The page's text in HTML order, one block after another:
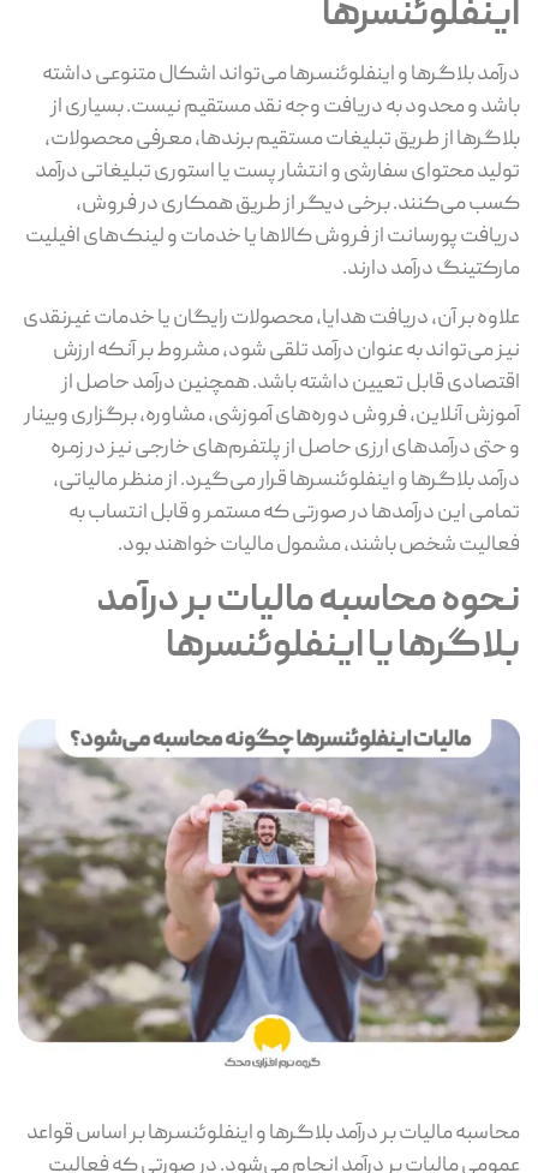
اینفلوئنسرها
درآمد بلاگرها و اینفلوئنسرها می‌تواند اشکال متنوعی داشته
باشد و محدود به دریافت وجه نقد مستقیم نیست. بسیاری از
بلاگرها از طریق تبلیغات مستقیم برندها، معرفی محصولات،
تولید محتوای سفارشی و انتشار پست یا استوری تبلیغاتی درآمد
کسب می‌کنند. برخی دیگر از طریق همکاری در فروش،
دریافت پورسانت از فروش کالاها یا خدمات و لینک‌های افیلیت
مارکتینگ درآمد دارند.
علاوه بر آن، دریافت هدایا، محصولات رایگان یا خدمات غیرنقدی
نیز می‌تواند به عنوان درآمد تلقی شود، مشروط بر آنکه ارزش
اقتصادی قابل تعیین داشته باشد. همچنین درآمد حاصل از
آموزش آنلاین، فروش دوره‌های آموزشی، مشاوره، برگزاری وبینار
و حتی درآمدهای ارزی حاصل از پلتفرم‌های خارجی نیز در زمره
درآمد بلاگرها و اینفلوئنسرها قرار می‌گیرد. از منظر مالیاتی،
تمامی این درآمدها در صورتی که مستمر و قابل انتساب به
فعالیت شخص باشند، مشمول مالیات خواهند بود.
نحوه محاسبه مالیات بر درآمد
بلاگرها یا اینفلوئنسرها
محاسبه مالیات بر درآمد بلاگرها و اینفلوئنسرها بر اساس قواعد
عمومی مالیات بر درآمد انجام می‌شود. در صورتی که فعالیت